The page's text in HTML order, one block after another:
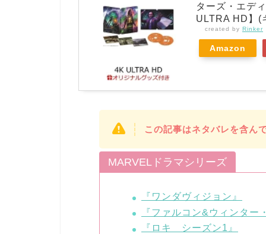
ターズ・エデ
ULTRA HD】(
created by Rinker
Amazon
この記事はネタバレを含ん
MARVELドラマシリーズ
『ワンダヴィジョン』
『ファルコン&ウィンター
『ロキ シーズン1』